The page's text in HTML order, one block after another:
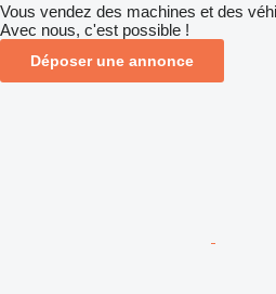
Vous vendez des machines et des
Avec nous, c'est possible !
Déposer une annonce